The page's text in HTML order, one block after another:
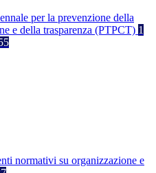
per la prevenzione della
e della trasparenza (PTPCT) 1
normativi su organizzazione e